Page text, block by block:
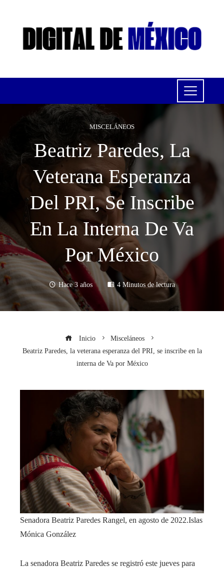
MISCELÁNEOS
Beatriz Paredes, La
Veterana Esperanza
Del PRI, Se Inscribe
En La Interna De Va
Por México
Hace 3 años 4 Minutos de lectura
Inicio
Misceláneos
Beatriz Paredes, la veterana esperanza del PRI, se inscribe en la
interna de Va por México
Senadora Beatriz Paredes Rangel, en agosto de 2022.Islas
Mónica González
La senadora Beatriz Paredes se registró este jueves para